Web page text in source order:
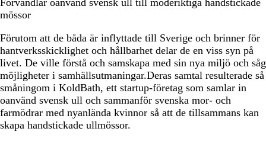
mössor
Förutom att de båda är inflyttade till Sverige och brinner för
hantverksskicklighet och hållbarhet delar de en viss syn på
livet. De ville förstå och samskapa med sin nya miljö och såg
möjligheter i samhällsutmaningar.Deras samtal resulterade så
småningom i KoldBath, ett startup-företag som samlar in
oanvänd svensk ull och sammanför svenska mor- och
farmödrar med nyanlända kvinnor så att de tillsammans kan
skapa handstickade ullmössor.